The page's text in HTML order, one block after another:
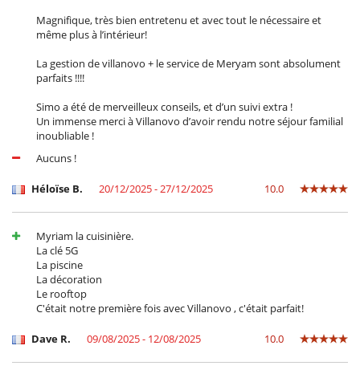
Küche und Ausstattung
Kaffeemaschine (Kapsel)
Mixer
voll ausgestattete Küche
Waschmaschine
Zentrifugenentsafter
Personal
Außenbar
Internetzugang (Wifi)
Kabel- oder Satellitenfernsehen oder Internet
Karten- und Brettspiele
Music speaker
Magnifique, très bien entretenu et avec tout le nécessaire et
même plus à l’intérieur!
La gestion de villanovo + le service de Meryam sont absolument
parfaits !!!!
Simo a été de merveilleux conseils, et d’un suivi extra !
Un immense merci à Villanovo d’avoir rendu notre séjour familial
inoubliable !
Aucuns !
Héloïse B. 20/12/2025 - 27/12/2025 10.0
Myriam la cuisinière.
La clé 5G
La piscine
La décoration
Le rooftop
C'était notre première fois avec Villanovo , c'était parfait!
Dave R. 09/08/2025 - 12/08/2025 10.0